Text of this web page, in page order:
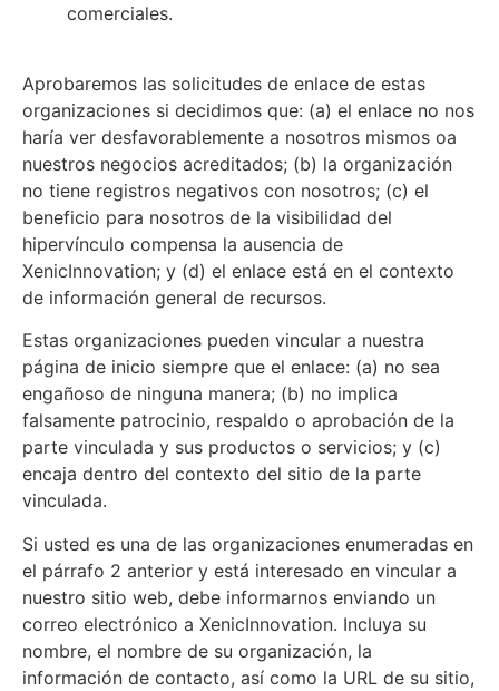
comerciales.
Aprobaremos las solicitudes de enlace de estas
organizaciones si decidimos que: (a) el enlace no nos
haría ver desfavorablemente a nosotros mismos oa
nuestros negocios acreditados; (b) la organización
no tiene registros negativos con nosotros; (c) el
beneficio para nosotros de la visibilidad del
hipervínculo compensa la ausencia de
XenicInnovation; y (d) el enlace está en el contexto
de información general de recursos.
Estas organizaciones pueden vincular a nuestra
página de inicio siempre que el enlace: (a) no sea
engañoso de ninguna manera; (b) no implica
falsamente patrocinio, respaldo o aprobación de la
parte vinculada y sus productos o servicios; y (c)
encaja dentro del contexto del sitio de la parte
vinculada.
Si usted es una de las organizaciones enumeradas en
el párrafo 2 anterior y está interesado en vincular a
nuestro sitio web, debe informarnos enviando un
correo electrónico a XenicInnovation. Incluya su
nombre, el nombre de su organización, la
información de contacto, así como la URL de su sitio,